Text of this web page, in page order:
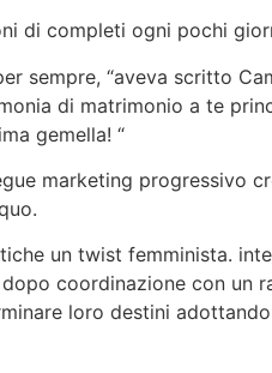
di completi ogni pochi
sempre, “aveva scritto
di matrimonio a te
gemella! “
marketing progressivo
un twist femminista.
coordinazione con un
loro destini